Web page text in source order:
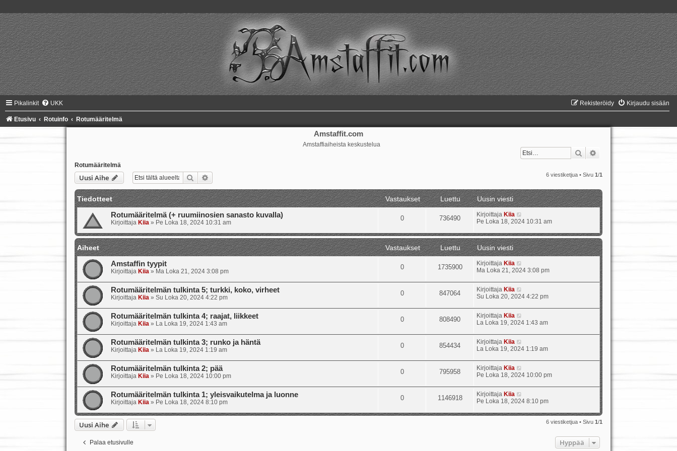
Pikalinkit UKK Kirjaudu sisään
Rekisteröidy
Etusivu Rotuinfo Rotumääritelmä
Amstaffit.com
Amstaffiaiheista keskustelua
Etsi
Rotumääritelmä
Uusi Aihe Etsi 6 viestiketjua • Sivu1/1
Tiedotteet Vastaukset Luettu
Uusin viesti
Rotumääritelmä (+ ruumiinosien sanasto kuvalla)
Kirjoittaja Kiia » Pe Loka 18, 2024 10:31 am
0 736490 KirjoittajaKiia
Pe Loka 18, 2024 10:31 am
Aiheet Vastaukset Luettu
Uusin viesti
Amstaffin tyypit
Kirjoittaja Kiia » Ma Loka 21, 2024 3:08 pm
0 1735900 KirjoittajaKiia
Ma Loka 21, 2024 3:08 pm
Rotumääritelmän tulkinta 5; turkki, koko, virheet
Kirjoittaja Kiia » Su Loka 20, 2024 4:22 pm
0 847064 KirjoittajaKiia
Su Loka 20, 2024 4:22 pm
Rotumääritelmän tulkinta 4; raajat, liikkeet
Kirjoittaja Kiia » La Loka 19, 2024 1:43 am
0 808490 KirjoittajaKiia
La Loka 19, 2024 1:43 am
Rotumääritelmän tulkinta 3; runko ja häntä
Kirjoittaja Kiia » La Loka 19, 2024 1:19 am
0 854434 KirjoittajaKiia
La Loka 19, 2024 1:19 am
Rotumääritelmän tulkinta 2; pää
Kirjoittaja Kiia » Pe Loka 18, 2024 10:00 pm
0 795958 KirjoittajaKiia
Pe Loka 18, 2024 10:00 pm
Rotumääritelmän tulkinta 1; yleisvaikutelma ja luonne
Kirjoittaja Kiia » Pe Loka 18, 2024 8:10 pm
0 1146918 KirjoittajaKiia
Pe Loka 18, 2024 8:10 pm
Uusi Aihe 6 viestiketjua • Sivu1/1
Palaa etusivulle Hyppää